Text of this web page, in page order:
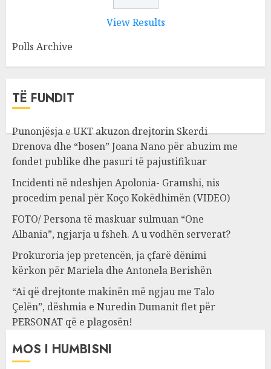
View Results
Polls Archive
TË FUNDIT
Punonjësja e UKT akuzon drejtorin Skerdi
Drenova dhe “bosen” Joana Nano për abuzim me
fondet publike dhe pasuri të pajustifikuar
Incidenti në ndeshjen Apolonia- Gramshi, nis
procedim penal për Koço Kokëdhimën (VIDEO)
FOTO/ Persona të maskuar sulmuan “One
Albania”, ngjarja u fsheh. A u vodhën serverat?
Prokuroria jep pretencën, ja çfarë dënimi
kërkon për Mariela dhe Antonela Berishën
“Ai që drejtonte makinën më ngjau me Talo
Çelën”, dëshmia e Nuredin Dumanit flet për
PERSONAT që e plagosën!
MOS I HUMBISNI